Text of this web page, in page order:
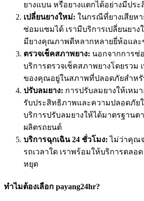
ยางแบน หรือยางแตกได้อย่างมีปร
เปลี่ยนยางใหม่: ในกรณีที่ยางเสียห
ซ่อมแซมได้ เรามีบริการเปลี่ยนยา
มียางคุณภาพดีหลากหลายยี่ห้อและ
ตรวจเช็คสภาพยาง: นอกจากการซ่
บริการตรวจเช็คสภาพยางโดยรวม
ของคุณอยู่ในสภาพที่ปลอดภัยสําหรั
ปรับลมยาง: การปรับลมยางให้เหม
รับประสิทธิภาพและความปลอดภัย
บริการปรับลมยางให้ได้มาตรฐาน
ผลิตรถยนต์
บริการฉุกเฉิน 24 ชั่วโมง:ไม่ว่าคุณ
รถเวลาใด เราพร้อมให้บริการตลอ
หยุด
ทําไมต้องเลือก payang24hr?